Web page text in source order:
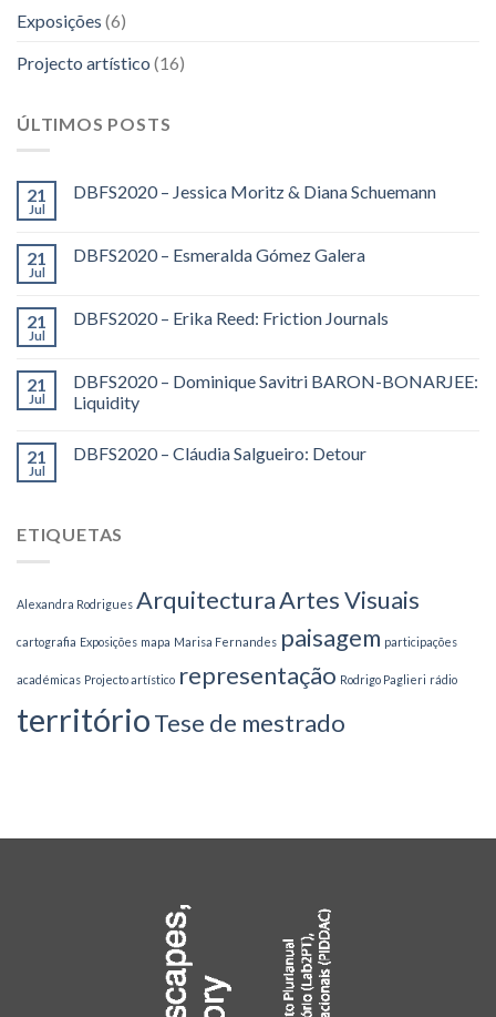
Exposições (6)
Projecto artístico (16)
ÚLTIMOS POSTS
21
Jul
DBFS2020 – Jessica Moritz & Diana Schuemann
21
Jul
DBFS2020 – Esmeralda Gómez Galera
21
Jul
DBFS2020 – Erika Reed: Friction Journals
21
Jul
DBFS2020 – Dominique Savitri BARON-BONARJEE:
Liquidity
21
Jul
DBFS2020 – Cláudia Salgueiro: Detour
ETIQUETAS
Alexandra Rodrigues ArquitecturaArtes Visuais
cartografia Exposições mapa Marisa Fernandes paisagem participações
académicas Projecto artístico representação Rodrigo Paglieri rádio
territórioTese de mestrado